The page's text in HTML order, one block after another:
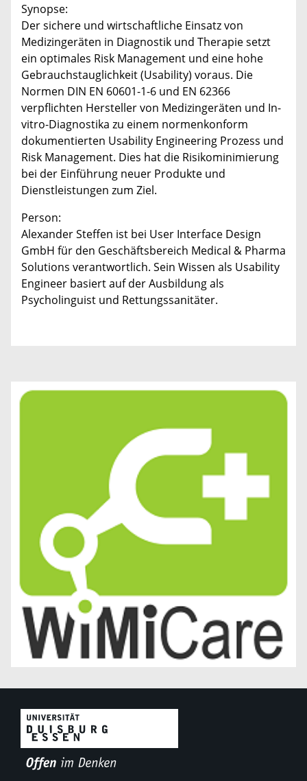
Synopse:
Der sichere und wirtschaftliche Einsatz von
Medizingeräten in Diagnostik und Therapie setzt
ein optimales Risk Management und eine hohe
Gebrauchstauglichkeit (Usability) voraus. Die
Normen DIN EN 60601-1-6 und EN 62366
verpflichten Hersteller von Medizingeräten und In-
vitro-Diagnostika zu einem normenkonform
dokumentierten Usability Engineering Prozess und
Risk Management. Dies hat die Risikominimierung
bei der Einführung neuer Produkte und
Dienstleistungen zum Ziel.
Person:
Alexander Steffen ist bei User Interface Design
GmbH für den Geschäftsbereich Medical & Pharma
Solutions verantwortlich. Sein Wissen als Usability
Engineer basiert auf der Ausbildung als
Psycholinguist und Rettungssanitäter.